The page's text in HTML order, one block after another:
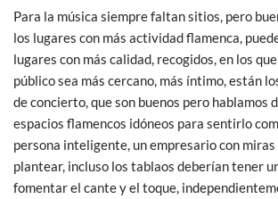
Para la música siempre faltan sitios, pero
los lugares con más actividad flamenca,
lugares con más calidad, recogidos, en los
público sea más cercano, más íntimo, están
de concierto, que son buenos pero hablamos
espacios flamencos idóneos para sentirlo
persona inteligente, un empresario con miras
plantear, incluso los tablaos deberían tener
fomentar el cante y el toque,